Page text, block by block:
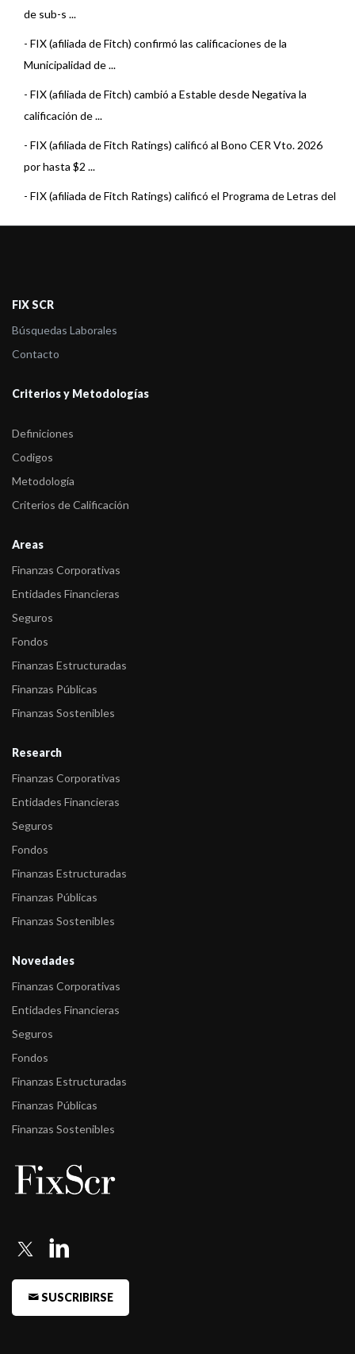
de sub-s ...
- FIX (afiliada de Fitch) confirmó las calificaciones de la
Municipalidad de ...
- FIX (afiliada de Fitch) cambió a Estable desde Negativa la
calificación de ...
- FIX (afiliada de Fitch Ratings) calificó al Bono CER Vto. 2026
por hasta $2 ...
- FIX (afiliada de Fitch Ratings) calificó el Programa de Letras del
- FIX (afiliada de Fitch Ratings) calificó al Programa de Letras del
FIX (afiliada de Fitch Ratings) revisó las calificaciones del
-FIX SCR S.A. AGENTE DE CALIFICACION DE RIESGO calificó
FIX SCR
Búsquedas Laborales
Contacto
Criterios y Metodologías
Definiciones
Codigos
Metodología
Criterios de Calificación
Areas
Finanzas Corporativas
Entidades Financieras
Seguros
Fondos
Finanzas Estructuradas
Finanzas Públicas
Finanzas Sostenibles
Research
Finanzas Corporativas
Entidades Financieras
Seguros
Fondos
Finanzas Estructuradas
Finanzas Públicas
Finanzas Sostenibles
Novedades
Finanzas Corporativas
Entidades Financieras
Seguros
Fondos
Finanzas Estructuradas
Finanzas Públicas
Finanzas Sostenibles
SUSCRIBIRSE